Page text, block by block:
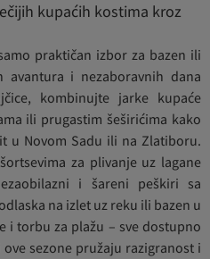
kupaćih kostima kroz
praktičan izbor za bazen ili
i nezaboravnih dana
kombinujte jarke kupaće
ili prugastim šeširićima kako
u Novom Sadu ili na Zlatiboru.
za plivanje uz lagane
i šareni peškiri sa
na izlet uz reku ili bazen u
i torbu za plažu – sve dostupno
sezone pružaju razigranost i